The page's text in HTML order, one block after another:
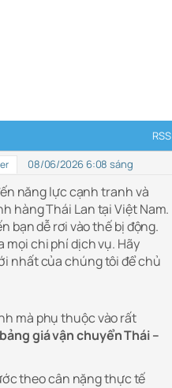
RSS
08/06/2026 6:08 sáng
năng lực cạnh tranh và
hàng Thái Lan tại Việt Nam.
bạn dễ rơi vào thế bị động.
mọi chi phí dịch vụ. Hãy
nhất của chúng tôi để chủ
mà phụ thuộc vào rất
bảng giá vận chuyển Thái –
theo cân nặng thực tế